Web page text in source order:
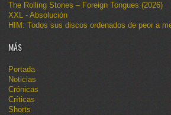
The Rolling Stones – Foreign Tongues (2026)
XXL - Absolución
HIM: Todos sus discos ordenados de peor a
MÁS
Portada
Noticias
Crónicas
Críticas
Shorts